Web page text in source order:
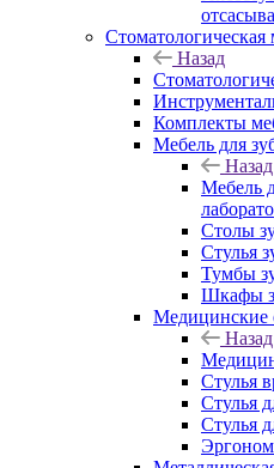
Стоматологическая
Назад
Комплекты
Мебель для
Назад
Мебель
Столы
Стулья
Тумбы
Шкафы
Медицинские
Назад
Стулья
Стулья
Стулья